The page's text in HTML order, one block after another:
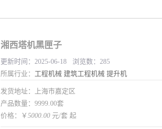
湘西塔机黑匣子
更新时间：2025-06-18 浏览数：285
所属行业： 工程机械 建筑工程机械 提升机
发货地址：上海市嘉定区
产品数量：9999.00套
价格：￥ 5000.00 元/套 起